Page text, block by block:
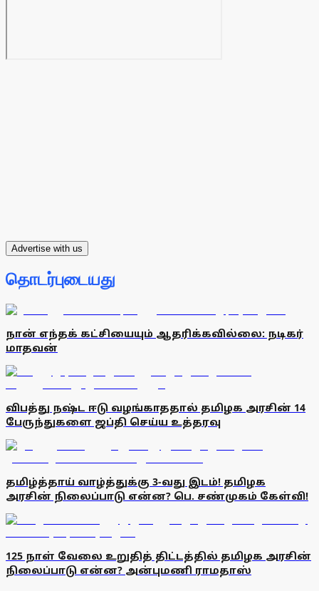
Advertise with us
தொடர்புடையது
நான் எந்தக் கட்சியையும் ஆதரிக்கவில்லை: நடிகர்
மாதவன்
விபத்து நஷ்ட ஈடு வழங்காததால் தமிழக அரசின் 14
பேருந்துகளை ஜப்தி செய்ய உத்தரவு
தமிழ்த்தாய் வாழ்த்துக்கு 3-வது இடம்! தமிழக
அரசின் நிலைப்பாடு என்ன? பெ. சண்முகம் கேள்வி!
125 நாள் வேலை உறுதித் திட்டத்தில் தமிழக அரசின்
நிலைப்பாடு என்ன? அன்புமணி ராமதாஸ்